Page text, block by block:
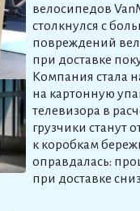
велосипедов
столкнулся с
повреждений
при доставке
Компания стала
на картонную
телевизора в
грузчики станут
к коробкам
оправдалась:
при доставке